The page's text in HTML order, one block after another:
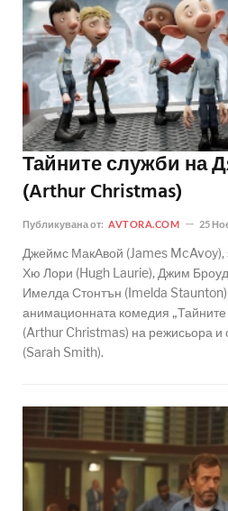
Тайните служби на
(Arthur Christmas)
Публикувана от: AVTORA.COM 25
Джеймс МакАвой (James McAvoy),
Хю Лори (Hugh Laurie), Джим
Имелда Стонтън (Imelda
анимационната комедия
(Arthur Christmas) на режисьора
(Sarah Smith).